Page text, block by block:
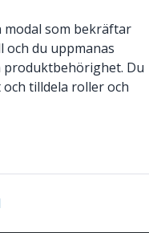
modal som bekräftar
och du uppmanas
produktbehörighet. Du
tilldela roller och